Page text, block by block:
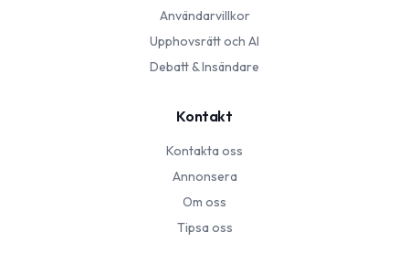
Användarvillkor
Upphovsrätt och AI
Debatt & Insändare
Kontakt
Kontakta oss
Annonsera
Om oss
Tipsa oss